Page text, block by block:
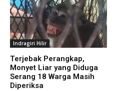
Indragiri Hilir
Terjebak Perangkap,
Monyet Liar yang Diduga
Serang 18 Warga Masih
Diperiksa